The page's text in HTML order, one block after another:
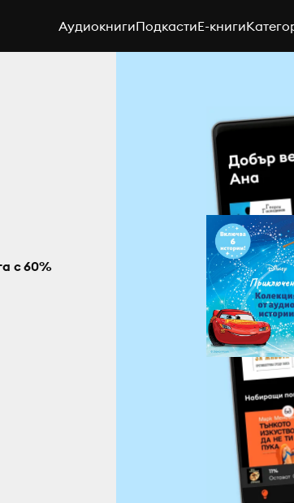
АудиокнигиПодкастиE-книги
с 60%